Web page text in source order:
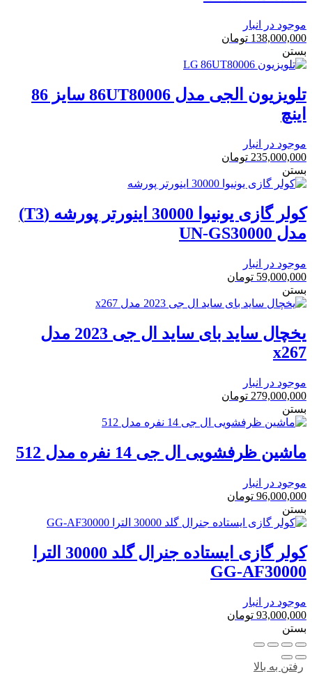
موجود در انبار
138,000,000 تومان
بستن
تلویزیون الجی مدل 86UT80006 سایز 86
اینچ
موجود در انبار
235,000,000 تومان
بستن
کولر گازی یونیوا 30000 اینورتر پورشه (T3)
مدل UN-GS30000
موجود در انبار
59,000,000 تومان
بستن
یخچال ساید بای ساید ال جی 2023 مدل
x267
موجود در انبار
279,000,000 تومان
بستن
ماشین ظرفشویی ال جی 14 نفره مدل 512
موجود در انبار
96,000,000 تومان
بستن
کولر گازی ایستاده جنرال گلد 30000 الترا
GG-AF30000
موجود در انبار
93,000,000 تومان
بستن
رفتن به بالا